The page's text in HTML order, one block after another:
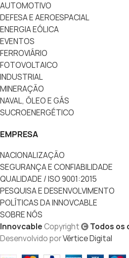
AUTOMOTIVO
DEFESA E AEROESPACIAL
ENERGIA EÓLICA
EVENTOS
FERROVIÁRIO
FOTOVOLTAICO
INDUSTRIAL
MINERAÇÃO
NAVAL, ÓLEO E GÁS
SUCROENERGÉTICO
EMPRESA
NACIONALIZAÇÃO
SEGURANÇA E CONFIABILIDADE
QUALIDADE / ISO 9001:2015
PESQUISA E DESENVOLVIMENTO
POLÍTICAS DA INNOVCABLE
SOBRE NÓS
InnovcableCopyright Todos
Desenvolvido porVértice Digital